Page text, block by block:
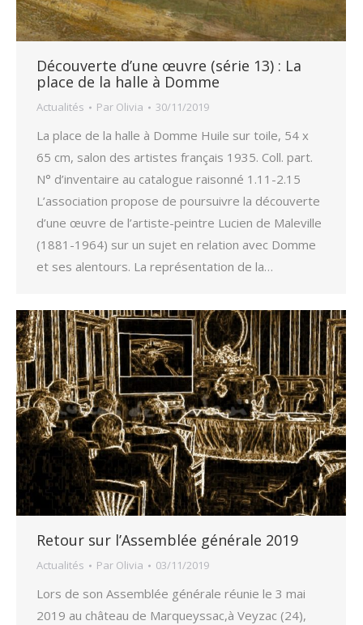
Découverte d’une œuvre (série 13) : La
place de la halle à Domme
Actualités Par Olivia 30/11/2019
La place de la halle à Domme Huile sur toile, 54 x
65 cm, salon des artistes français 1935. Coll. part.
N° d’inventaire au catalogue raisonné 1.11-2.15
L’association propose de poursuivre la découverte
d’une œuvre de l’artiste-peintre Lucien de Maleville
(1881-1964) sur un sujet en relation avec Domme
et ses alentours. La représentation de la…
Retour sur l’Assemblée générale 2019
Actualités Par Olivia 03/11/2019
Lors de son Assemblée générale réunie le 3 mai
2019 au château de Marqueyssac,à Veyzac (24),